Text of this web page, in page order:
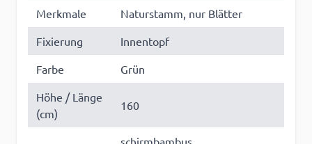
Merkmale
Naturstamm, nur Blätter
Fixierung
Innentopf
Farbe
Grün
Höhe / Länge
(cm)
160